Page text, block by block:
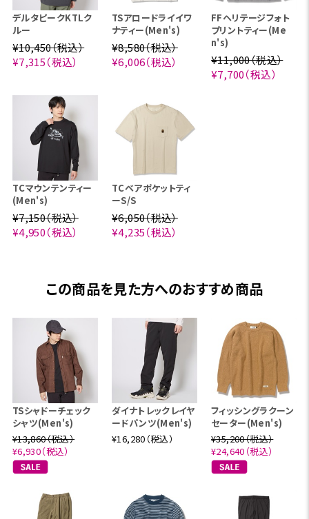
デルタピークKTLク
ルー
¥10,450（税込）
¥7,315（税込）
TSアロードライイワ
ナティー(Men's)
¥8,580（税込）
¥6,006（税込）
FFヘリテージフォト
プリントティー(Me
n's)
¥11,000（税込）
¥7,700（税込）
TCマウンテンティー
(Men's)
¥7,150（税込）
¥4,950（税込）
TCベアポケットティ
ーS/S
¥6,050（税込）
¥4,235（税込）
この商品を見た方へのおすすめ商品
TSシャドーチェック
シャツ(Men's)
¥13,860（税込）
¥6,930（税込）
ダイナトレックレイヤ
ードパンツ(Men's)
¥16,280（税込）
フィッシングラクーン
セーター(Men's)
¥35,200（税込）
¥24,640（税込）